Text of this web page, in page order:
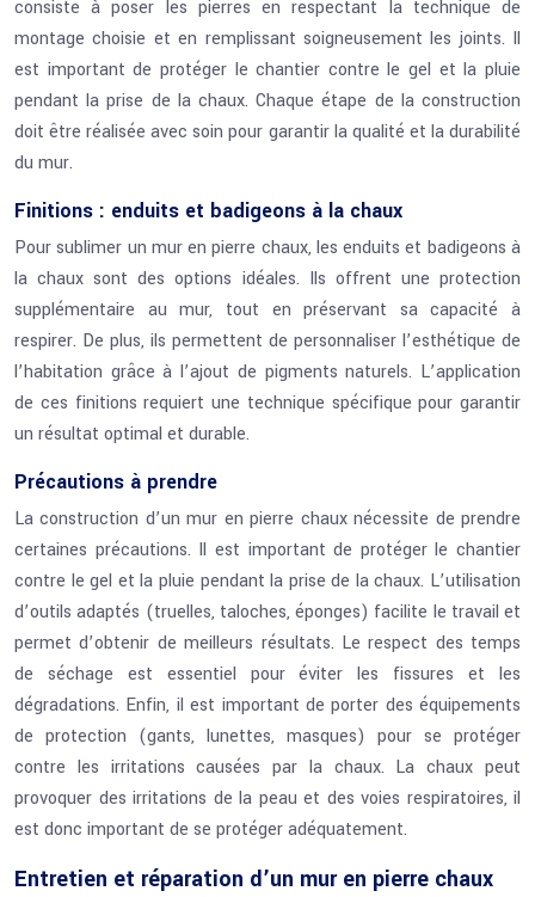
consiste à poser les pierres en respectant la technique de
montage choisie et en remplissant soigneusement les joints. Il
est important de protéger le chantier contre le gel et la pluie
pendant la prise de la chaux. Chaque étape de la construction
doit être réalisée avec soin pour garantir la qualité et la durabilité
du mur.
Finitions : enduits et badigeons à la chaux
Pour sublimer un mur en pierre chaux, les enduits et badigeons à
la chaux sont des options idéales. Ils offrent une protection
supplémentaire au mur, tout en préservant sa capacité à
respirer. De plus, ils permettent de personnaliser l’esthétique de
l’habitation grâce à l’ajout de pigments naturels. L’application
de ces finitions requiert une technique spécifique pour garantir
un résultat optimal et durable.
Précautions à prendre
La construction d’un mur en pierre chaux nécessite de prendre
certaines précautions. Il est important de protéger le chantier
contre le gel et la pluie pendant la prise de la chaux. L’utilisation
d’outils adaptés (truelles, taloches, éponges) facilite le travail et
permet d’obtenir de meilleurs résultats. Le respect des temps
de séchage est essentiel pour éviter les fissures et les
dégradations. Enfin, il est important de porter des équipements
de protection (gants, lunettes, masques) pour se protéger
contre les irritations causées par la chaux. La chaux peut
provoquer des irritations de la peau et des voies respiratoires, il
est donc important de se protéger adéquatement.
Entretien et réparation d’un mur en pierre chaux